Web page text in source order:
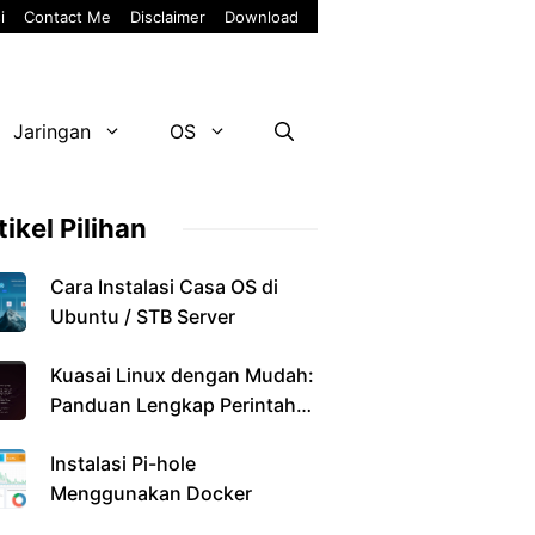
Contact Me Disclaimer Download
Jaringan OS
Pilihan
Cara Instalasi Casa OS di
Ubuntu / STB Server
Kuasai Linux dengan Mudah:
Panduan Lengkap Perintah
Instalasi Pi-hole
Menggunakan Docker